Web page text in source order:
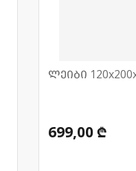
ლეიბი
699,00 ₾